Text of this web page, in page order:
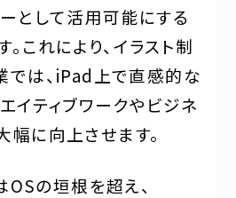
として活用可能にする
これにより、イラスト制
では、iPad上で直感的な
イティブワークやビジネ
に向上させます。
の垣根を超え、